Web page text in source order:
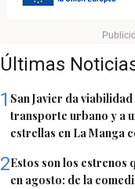
Últimas
1 San Javier da
transporte urbano y a
estrellas en La Manga
2Estos son los estrenos
en agosto: de la